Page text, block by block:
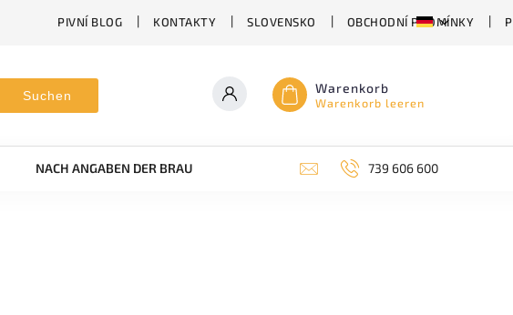
PIVNÍ BLOG KONTAKTY SLOVENSKO OBCHODNÍ PODMÍNKY
Suchen Warenkorb
Warenkorb leeren
NACH ANGABEN DER BRAUEREI ABHÄNGIG VON DER BIERSORTE
739 606 600